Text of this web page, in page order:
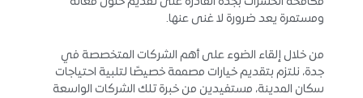
ومستمرة يعد ضرورة لا غنى عنها.
من خلال إلقاء الضوء على أهم الشركات المتخصصة في
جدة، نلتزم بتقديم خيارات مصممة خصيصًا لتلبية احتياجات
سكان المدينة، مستفيدين من خبرة تلك الشركات الواسعة